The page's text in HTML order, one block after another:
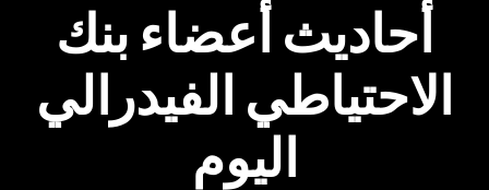
أحاديث أعضاء بنك
الاحتياطي الفيدرالي
اليوم